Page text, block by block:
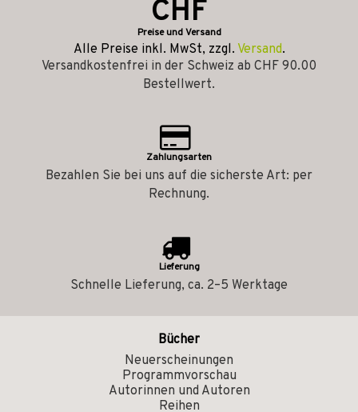
CHF
Preise und Versand
Alle Preise inkl. MwSt, zzgl. Versand.
Versandkostenfrei in der Schweiz ab CHF 90.00
Bestellwert.
Zahlungsarten
Bezahlen Sie bei uns auf die sicherste Art: per
Rechnung.
Lieferung
Schnelle Lieferung, ca. 2–5 Werktage
Bücher
Neuerscheinungen
Programmvorschau
Autorinnen und Autoren
Reihen